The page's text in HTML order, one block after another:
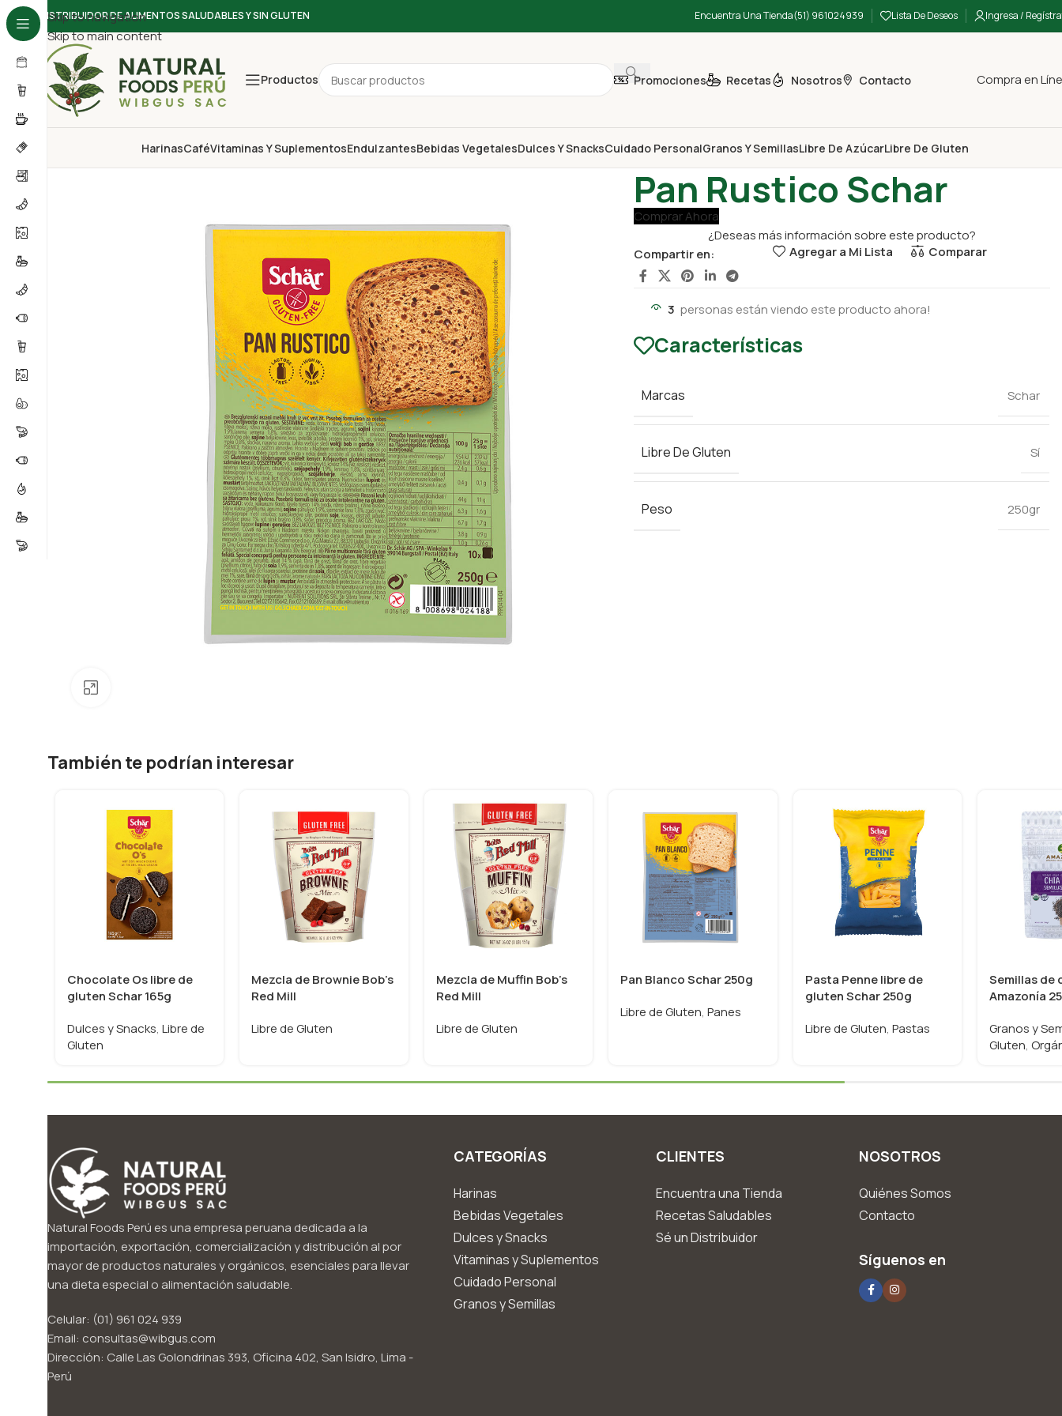
Skip to navigation
Skip to main content
DISTRIBUIDOR DE ALIMENTOS SALUDABLES Y SIN GLUTEN Encuentra Una Tienda(51) 961024939 Lista De Deseos Ingresa /
Productos Promociones Recetas Nosotros Contacto Compra en
HarinasCaféVitaminas Y SuplementosEndulzantesBebidas VegetalesDulces Y SnacksCuidado PersonalGranos Y SemillasLibre De AzúcarLibre De Gluten
Pan Rustico Schar
Comprar Ahora
¿Deseas más información sobre este producto?
Compartir en:
Agregar a Mi Lista Comparar
3 personas están viendo este producto ahora!
Características
Marcas Schar
Libre De Gluten Sí
Peso 250gr
También te podrían interesar
Chocolate Os libre de
gluten Schar 165g
Dulces y Snacks, Libre de
Gluten
Mezcla de Brownie Bob’s
Red Mill
Libre de Gluten
Mezcla de Muffin Bob’s
Red Mill
Libre de Gluten
Pan Blanco Schar 250g
Libre de Gluten, Panes
Pasta Penne libre de
gluten Schar 250g
Libre de Gluten, Pastas
Semillas de
Amazonía
Granos y
Gluten,
Natural Foods Perú es una empresa peruana dedicada a la
importación, exportación, comercialización y distribución al por
mayor de productos naturales y orgánicos, esenciales para llevar
una dieta especial o alimentación saludable.
Celular: (01) 961 024 939
Email: consultas@wibgus.com
Dirección: Calle Las Golondrinas 393, Oficina 402, San Isidro, Lima -
Perú
CATEGORÍAS
Harinas
Bebidas Vegetales
Dulces y Snacks
Vitaminas y Suplementos
Cuidado Personal
Granos y Semillas
CLIENTES
Encuentra una Tienda
Recetas Saludables
Sé un Distribuidor
NOSOTROS
Quiénes Somos
Contacto
Síguenos en